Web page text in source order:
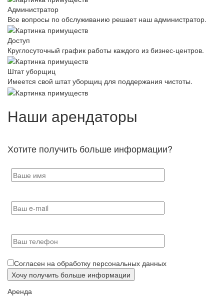
Администратор
Все вопросы по обслуживанию решает наш администратор.
Доступ
Круглосуточный график работы каждого из бизнес-центров.
Штат уборщиц
Имеется свой штат уборщиц для поддержания чистоты.
Наши арендаторы
Хотите получить больше информации?
Согласен на обработку персональных данных
Аренда